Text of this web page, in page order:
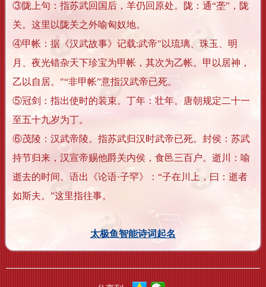
③陇上句：指苏武回国后，羊仍回原处。陇：通“垄”，陇
关。这里以陇关之外喻匈奴地。
④甲帐：据《汉武故事》记载:武帝"以琉璃、珠玉、明
月、夜光错杂天下珍宝为甲帐，其次为乙帐。甲以居神，
乙以自居。"“非甲帐”意指汉武帝已死。
⑤冠剑：指出使时的装束。丁年：壮年。唐朝规定二十一
至五十九岁为丁。
⑥茂陵：汉武帝陵。指苏武归汉时武帝已死。封侯：苏武
持节归来，汉宣帝赐他爵关内侯，食邑三百户。逝川：喻
逝去的时间。语出《论语·子罕》：“子在川上，曰：逝者
如斯夫。”这里指往事。
太极鱼智能诗词起名